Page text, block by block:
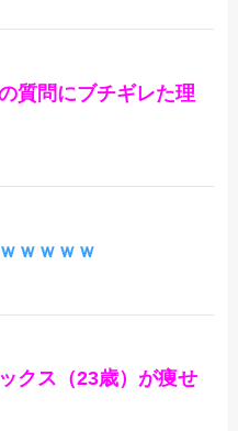
質問にブチギレた理
ｗｗｗｗ
クス（23歳）が痩せ